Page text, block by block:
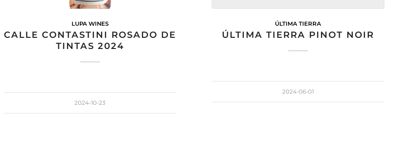
LUPA WINES
CALLE CONTASTINI ROSADO DE
TINTAS 2024
2024-10-23
ÚLTIMA TIERRA
ÚLTIMA TIERRA PINOT NOIR
2024-06-01